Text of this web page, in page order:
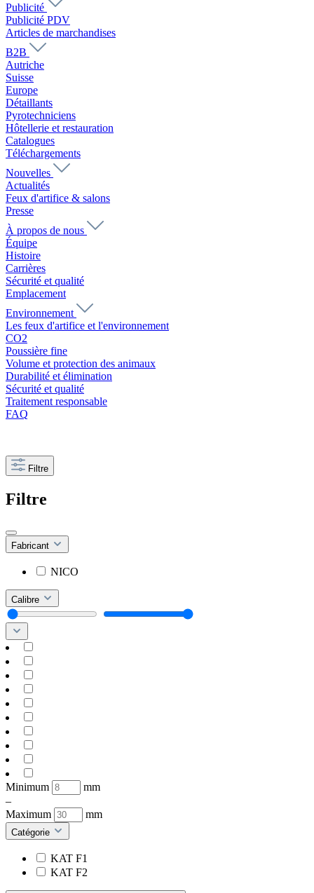
Publicité
Publicité PDV
Articles de marchandises
B2B
Autriche
Suisse
Europe
Détaillants
Pyrotechniciens
Hôtellerie et restauration
Catalogues
Téléchargements
Nouvelles
Actualités
Feux d'artifice & salons
Presse
À propos de nous
Équipe
Histoire
Carrières
Sécurité et qualité
Emplacement
Environnement
Les feux d'artifice et l'environnement
CO2
Poussière fine
Volume et protection des animaux
Durabilité et élimination
Sécurité et qualité
Traitement responsable
FAQ
Filtre
Filtre
Fabricant
NICO
Calibre
Minimum
mm
–
Maximum
mm
Catégorie
KAT F1
KAT F2